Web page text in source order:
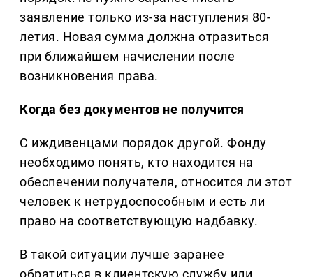
заявление только из-за наступления 80-
летия. Новая сумма должна отразиться
при ближайшем начислении после
возникновения права.
Когда без документов не получится
С иждивенцами порядок другой. Фонду
необходимо понять, кто находится на
обеспечении получателя, относится ли этот
человек к нетрудоспособным и есть ли
право на соответствующую надбавку.
В такой ситуации лучше заранее